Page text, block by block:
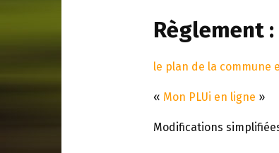
Règlement :
le plan de la commune
« Mon PLUi en ligne »
Modifications